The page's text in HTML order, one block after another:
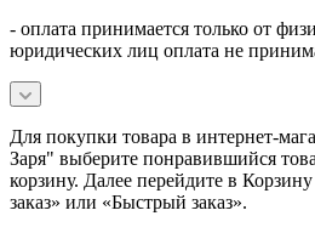
- оплата принимается только от
юридических лиц оплата не
Для покупки товара в интернет-
Заря" выберите понравившийся
корзину. Далее перейдите в
заказ» или «Быстрый заказ».